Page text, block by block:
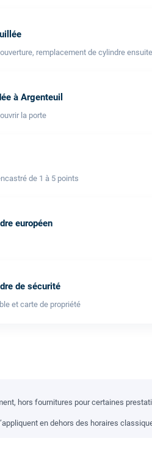
remplacement de cylindre ensuite
à Argenteuil
la porte
de 1 à 5 points
européen
de sécurité
et carte de propriété
hors fournitures pour certaines
en dehors des horaires